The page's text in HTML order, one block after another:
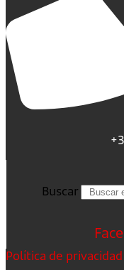
Buscar
Política de privacidad